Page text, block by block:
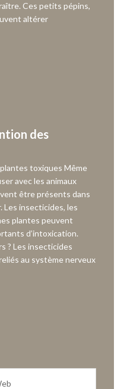
Ces petits pépins,
altérer
des
toxiques Même
avec les animaux
être présents dans
insecticides, les
plantes peuvent
d’intoxication.
? Les insecticides
au système nerveux